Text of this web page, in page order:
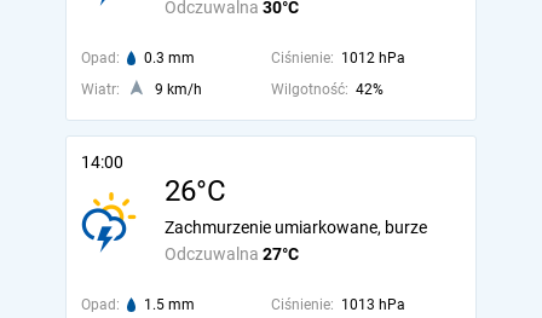
Odczuwalna 30°C
Opad: 0.3 mm Ciśnienie: 1012 hPa
Wiatr:
9 km/h Wilgotność: 42%
14:00
26°C
Odczuwalna 27°C
Zachmurzenie umiarkowane, burze
Opad: 1.5 mm Ciśnienie: 1013 hPa